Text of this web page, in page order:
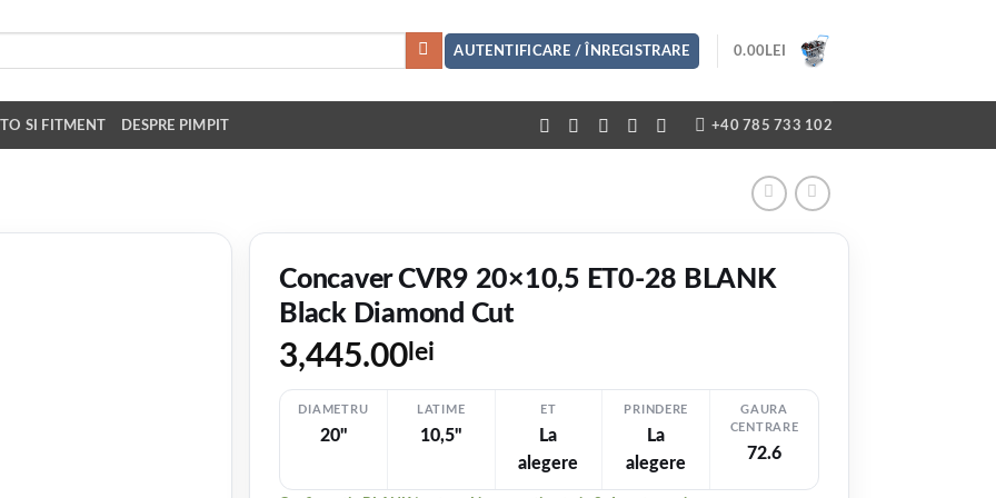
AUTENTIFICARE / ÎNREGISTRARE 0.00 LEI
SI FITMENT DESPRE PIMPIT +40 785 733 102
VEZI VIDEO
Concaver CVR9 20×10,5 ET0-28 BLANK
Black Diamond Cut
3,445.00 lei
DIAMETRU
20"
LATIME
10,5"
ET
La
alegere
PRINDERE
La
alegere
GAURA
CENTRARE
72.6